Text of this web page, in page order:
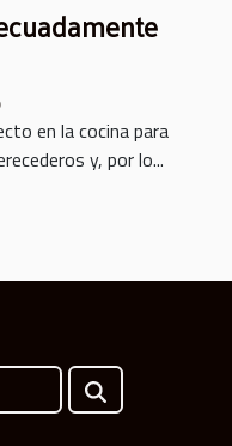
en la cocina para
y, por lo...